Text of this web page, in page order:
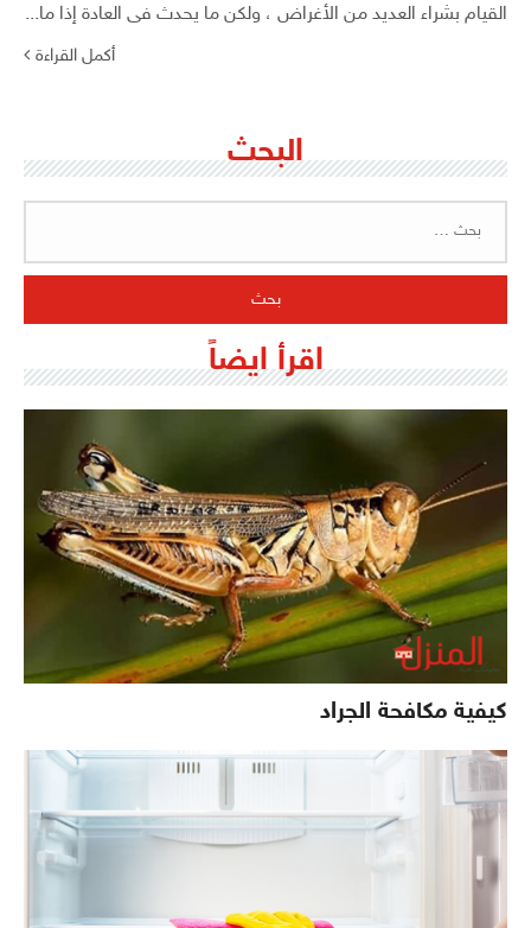
القيام بشراء العديد من الأغراض ، ولكن ما يحدث فى العادة إذا ما...
أكمل القراءة
البحث
اقرأ ايضاً
كيفية مكافحة الجراد